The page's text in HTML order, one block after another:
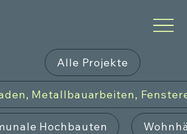
Alle Projekte
Metallbauarbeiten,
Hochbauten